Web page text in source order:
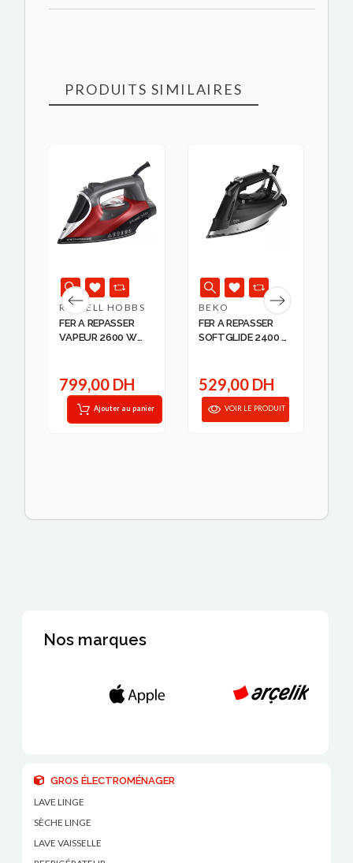
PRODUITS SIMILAIRES
RUSSELL HOBBS
FER A REPASSER
VAPEUR 2600 W
799,00 DH
Ajouter au panier
BEKO
FER A REPASSER
SOFTGLIDE 2400 W
529,00 DH
VOIR LE PRODUIT
Nos marques
GROS ÉLECTROMÉNAGER
LAVE LINGE
SÈCHE LINGE
LAVE VAISSELLE